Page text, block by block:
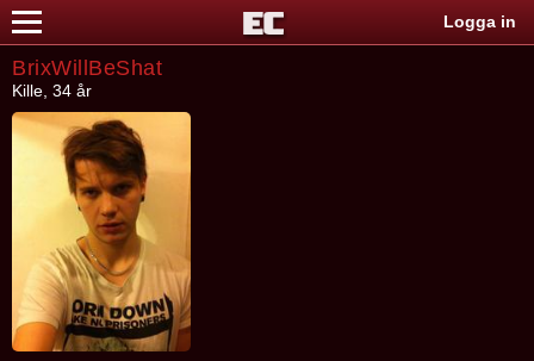
Logga in
BrixWillBeShat
Kille, 34 år